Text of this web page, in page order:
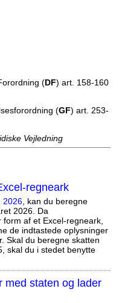
(DF) art. 158-160
(GF) art. 253-
Vejledning
regneark
2026, kan du beregne
2026. Da
af et Excel-regneark,
de indtastede oplysninger
Skal du beregne skatten
skal du i stedet benytte
med staten og lader